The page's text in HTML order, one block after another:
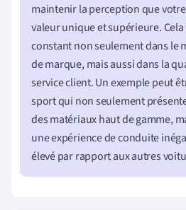
maintenir la perception que
valeur unique et supérieure.
constant non seulement dans le
de marque, mais aussi dans la
service client. Un exemple peut
sport qui non seulement
des matériaux haut de gamme,
une expérience de conduite
élevé par rapport aux autres